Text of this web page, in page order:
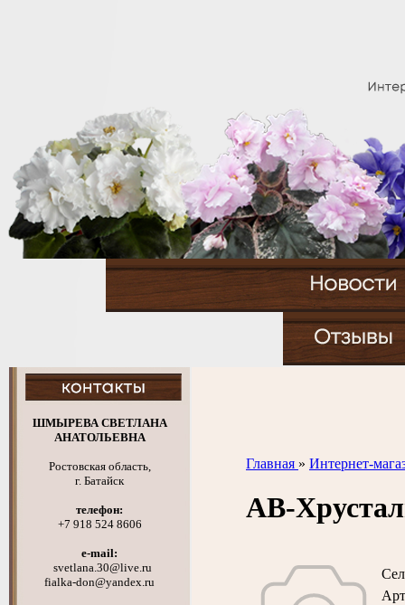
ШМЫРЕВА СВЕТЛАНА
АНАТОЛЬЕВНА
Ростовская область,
г. Батайск
телефон:
+7 918 524 8606
e-mail:
svetlana.30@live.ru
fialka-don@yandex.ru
Главная » Интернет-
АВ-